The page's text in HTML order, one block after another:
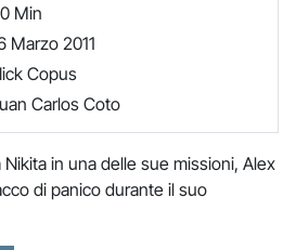
Min
Marzo 2011
Copus
Carlos Coto
in una delle sue missioni, Alex
di panico durante il suo